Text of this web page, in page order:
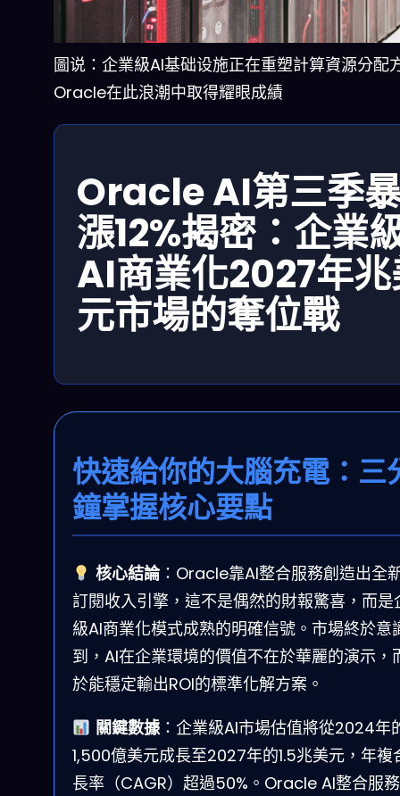
圖说：企業級AI基础设施正在重塑計算資源分配
Oracle在此浪潮中取得耀眼成績
Oracle AI第三季
漲12%揭密：企業
AI商業化2027年
元市場的奪位戰
快速給你的大腦充電：三
鐘掌握核心要點
核心結論：Oracle靠AI整合服務創造出全
訂閱收入引擎，這不是偶然的財報驚喜，而是
級AI商業化模式成熟的明確信號。市場終於意
到，AI在企業環境的價值不在於華麗的演示，
於能穩定輸出ROI的標準化解方案。
關鍵數據：企業級AI市場估值將從2024年
1,500億美元成長至2027年的1.5兆美元，年複
長率（CAGR）超過50%。Oracle AI整合服